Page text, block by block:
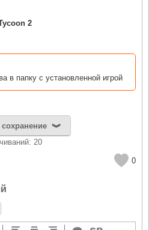
2
в папку с установленной игрой
20
0